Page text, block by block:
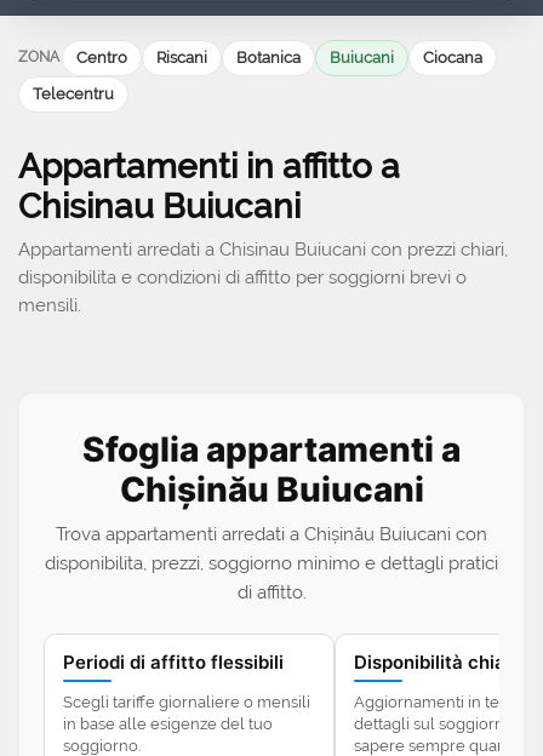
ZONA Centro Riscani Botanica Buiucani
Ciocana
Telecentru
Appartamenti in affitto a
Chisinau Buiucani
Appartamenti arredati a Chisinau Buiucani con prezzi chiari,
disponibilita e condizioni di affitto per soggiorni brevi o
mensili.
Sfoglia appartamenti a
Chișinău Buiucani
Trova appartamenti arredati a Chișinău Buiucani con
disponibilita, prezzi, soggiorno minimo e dettagli pratici
di affitto.
Periodi di affitto flessibili
Scegli tariffe giornaliere o mensili
in base alle esigenze del tuo
soggiorno.
Disponibilità chiara
Aggiornamenti in tempo
dettagli sul soggiorno
sapere sempre quando